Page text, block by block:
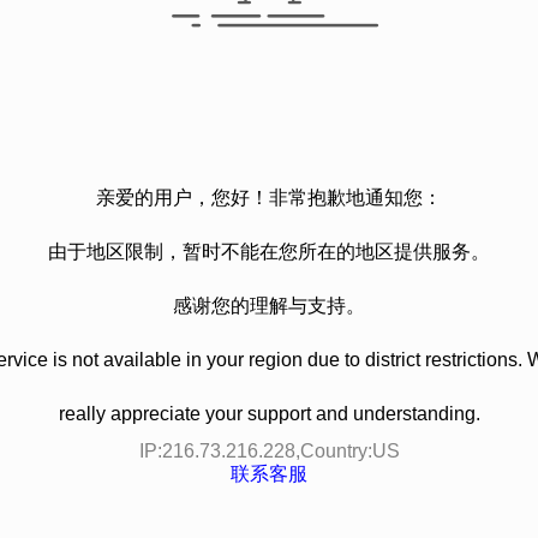
亲爱的用户，您好！非常抱歉地通知您：
由于地区限制，暂时不能在您所在的地区提供服务。
感谢您的理解与支持。
is not available in your region due to district restrictions.
really appreciate your support and understanding.
IP:216.73.216.228,Country:US
联系客服